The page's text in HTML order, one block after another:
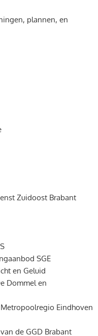
plannen, en
Zuidoost Brabant
SGE
en Geluid
Dommel en
Eindhoven
de GGD Brabant